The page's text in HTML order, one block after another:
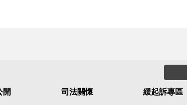
開 司法關懷 緩起訴專區